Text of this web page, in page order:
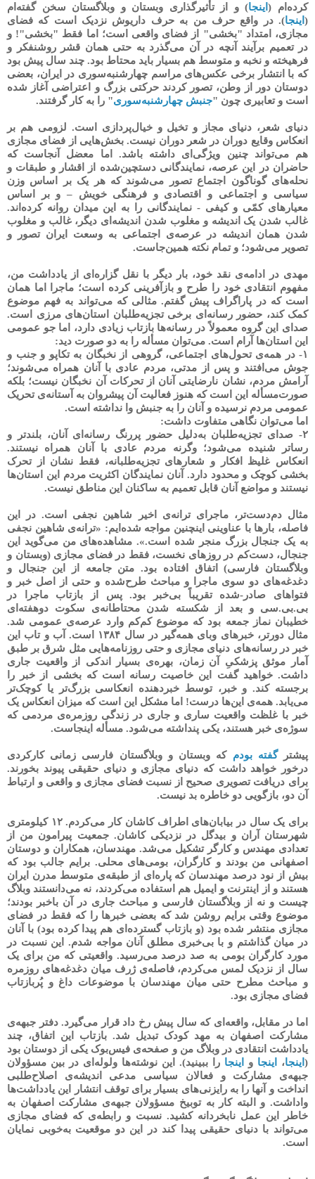
کرده‌ام (اینجا) و از تأثیرگذاری وبستان و وبلاگستان سخن گفته‌ام
( اینجا). در واقع حرف من به حرف داریوش نزدیک است که فضای
مجازی، امتداد "بخشی" از فضای واقعی است؛ اما فقط "بخشی"! و
در تعمیم برآیند آنچه در آن می‌گذرد به حتی همان قشر روشنفکر و
فرهیخته و نخبه و متوسط هم بسیار باید محتاط بود. چند سال پیش بود
که با انتشار برخی عکس‌های مراسم چهارشنبه‌سوری در ایران، بعضی
دوستان دور از وطن، تصور کردند حرکتی بزرگ و اعتراضی آغاز شده
است و تعابیری چون "جنبش چهارشنبه‌سوری" را به کار گرفتند.
دنیای شعر، دنیای مجاز و تخیل و خیال‌پردازی است. لزومی هم بر
انعکاس وقایع دوران در شعر دوران نیست. بخش‌هایی از فضای مجازی
هم می‌تواند چنین ویژگی‌ای داشته باشد. اما معضل آنجاست که
حاضران در این عرصه، نمایندگانی دستچین‌شده از اقشار و طبقات و
نحله‌های گوناگون اجتماع تصور می‌شوند که هر یک بر اساس وزن
سیاسی و اجتماعی و اقتصادی و فرهنگی خویش – و بر اساس
معیارهای کمّی و کیفی - نمایندگانی را به این میدان روانه کرده‌اند.
غالب شدن یک اندیشه و مغلوب شدن اندیشه‌ای دیگر، غالب و مغلوب
شدن همان اندیشه در عرصه‌ی اجتماعی به وسعت ایران تصور و
تصویر می‌شود؛ و تمام نکته همین‌جاست.
مهدی در ادامه‌ی نقد خود، بار دیگر با نقل گزاره‌ای از یادداشت من،
مفهوم انتقادی خود را طرح و بازآفرینی کرده است؛ ماجرا اما همان
است که در پاراگراف پیش گفتم. مثالی که می‌تواند به فهم موضوع
کمک کند، حضور رسانه‌ای برخی تجزیه‌طلبان استان‌های مرزی است.
صدای این گروه معمولاً در رسانه‌ها بازتاب زیادی دارد، اما جو عمومی
این استان‌ها آرام است. می‌توان مسأله را به دو صورت دید:
۱- در همه‌ی تحول‌های اجتماعی، گروهی از نخبگان به تکاپو و جنب و
جوش می‌افتند و پس از مدتی، مردم عادی با آنان همراه می‌شوند؛
آرامش مردم، نشان نارضایتی آنان از تحرکات آن نخبگان نیست؛ بلکه
صورت‌مسأله این است که هنوز فعالیت آن پیشروان به آستانه‌ی تحریک
عمومی مردم نرسیده و آنان را به جنبش وا نداشته است.
اما می‌توان نگاهی متفاوت داشت:
۲- صدای تجزیه‌طلبان به‌دلیل حضور پررنگ رسانه‌ای آنان، بلندتر و
رساتر شنیده می‌شود؛ وگرنه مردم عادی با آنان همراه نیستند.
انعکاس غلیظ افکار و شعارهای تجزیه‌طلبانه، فقط نشان از تحرک
بخشی کوچک و محدود دارد. آنان نمایندگان اکثریت مردم این استان‌ها
نیستند و مواضع آنان قابل تعمیم به ساکنان این مناطق نیست.
مثال دم‌دست‌تر، ماجرای ترانه‌ی اخیر شاهین نجفی است. در این
فاصله، بارها با عناوینی اینچنین مواجه شده‌ایم: «ترانه‌ی شاهین نجفی
به یک جنجال بزرگ منجر شده است.». مشاهده‌های من می‌گوید این
جنجال، دست‌کم در روزهای نخست، فقط در فضای مجازی (وبستان و
وبلاگستان فارسی) اتفاق افتاده بود. متن جامعه از این جنجال و
دغدغه‌های دو سوی ماجرا و مباحث طرح‌شده و حتی از اصل خبر و
فتواهای صادر-شده تقریباً بی‌خبر بود. پس از بازتاب ماجرا در
بی.بی.سی و بعد از شکسته شدن محتاطانه‌ی سکوت دوهفته‌ای
خطیبان نماز جمعه بود که موضوع کم‌کم وارد عرصه‌ی عمومی شد.
مثال دورتر، خبرهای وبای همه‌گیر در سال ۱۳۸۴ است. آب و تاب این
خبر در رسانه‌های دنیای مجازی و حتی روزنامه‌هایی مثل شرق بر طبق
آمار موثق پزشکیِ آن زمان، بهره‌ی بسیار اندکی از واقعیت جاری
داشت. خواهید گفت این خاصیت رسانه است که بخشی از خبر را
برجسته کند. و خبر، توسط خبردهنده انعکاسی بزرگ‌تر یا کوچک‌تر
می‌یابد. همه‌ی این‌ها درست! اما مشکل این است که میزان انعکاس یک
خبر با غلظت واقعیت ساری و جاری در زندگی روزمره‌ی مردمی که
سوژه‌ی خبر هستند، یکی پنداشته می‌شود. مسأله اینجاست.
پیشترگفته بودم که وبستان و وبلاگستان فارسی زمانی کارکردی
درخور خواهد داشت که دنیای مجازی و دنیای حقیقی پیوند بخورند.
برای دریافت تصویری صحیح از نسبت فضای مجازی و واقعی و ارتباط
آن دو، بازگویی دو خاطره بد نیست.
برای یک سال در بیابان‌های اطراف کاشان کار می‌کردم. ۱۲ کیلومتری
شهرستان آران و بیدگل در نزدیکی کاشان. جمعیت پیرامون من از
تعدادی مهندس و کارگر تشکیل می‌شد. مهندسان، همکاران و دوستان
اصفهانی من بودند و کارگران، بومی‌های محلی. برایم جالب بود که
بیش از نود درصد مهندسان که پاره‌ای از طبقه‌ی متوسط مدرن ایران
هستند و از اینترنت و ایمیل هم استفاده می‌کردند، نه می‌دانستند وبلاگ
چیست و نه از وبلاگستان فارسی و مباحث جاری در آن باخبر بودند؛
موضوع وقتی برایم روشن شد که بعضی خبرها را که فقط در فضای
مجازی منتشر شده بود (و بازتاب گسترده‌ای هم پیدا کرده بود) با آنان
در میان گذاشتم و با بی‌خبری مطلق آنان مواجه شدم. این نسبت در
مورد کارگران بومی به صد درصد می‌رسید. واقعیتی که من برای یک
سال از نزدیک لمس می‌کردم، فاصله‌ی ژرف میان دغدغه‌های روزمره
و مباحث مطرح حتی میان مهندسان با موضوعات داغ و پُربازتاب
فضای مجازی بود.
اما در مقابل، واقعه‌ای که سال پیش رخ داد قرار می‌گیرد. دفتر جبهه‌ی
مشارکت اصفهان به مهد کودک تبدیل شد. بازتاب این اتفاق، چند
یادداشت انتقادی در وبلاگ من و صفحه‌ی فیس‌بوک یکی از دوستان بود
( اینجا، اینجا و اینجا را ببینید). این نوشته‌ها ولوله‌ای در بین مسؤولان
جبهه‌ی مشارکت و فعالان سیاسی مدعی اندیشه‌ی اصلاح‌طلبی
انداخت و آنها را به رایزنی‌های بسیار برای توقف انتشار این یادداشت‌ها
واداشت. و البته کار به توبیخ مسؤولان جبهه‌ی مشارکت اصفهان به
خاطر این عمل نابخردانه کشید. نسبت و رابطه‌ی که فضای مجازی
می‌تواند با دنیای حقیقی پیدا کند در این دو موقعیت به‌خوبی نمایان
است.